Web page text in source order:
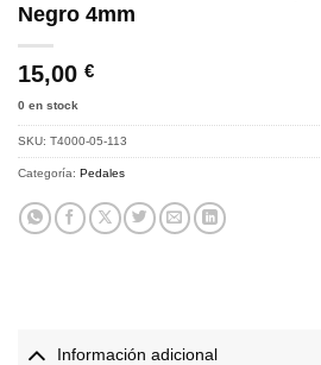
Negro 4mm
15,00 €
0 en stock
SKU: T4000-05-113
Categoría: Pedales
Información adicional